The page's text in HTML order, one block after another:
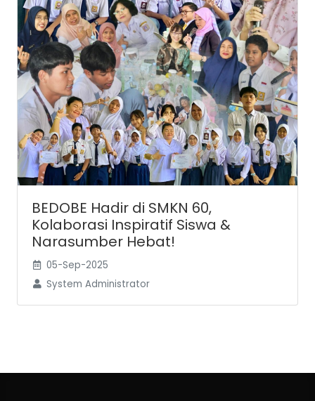
BEDOBE Hadir di SMKN 60,
Kolaborasi Inspiratif Siswa &
Narasumber Hebat!
05-Sep-2025
System Administrator